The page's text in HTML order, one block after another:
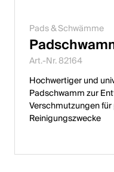
Pads & Schwämme
Art.-Nr. 82164
Hochwertiger und
Padschwamm zur
Verschmutzungen
Reinigungszwecke